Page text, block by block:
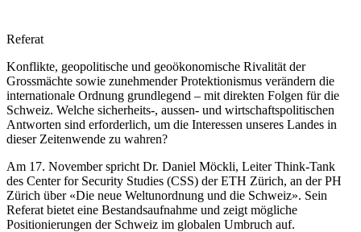
Referat
Konflikte, geopolitische und geoökonomische Rivalität der
Grossmächte sowie zunehmender Protektionismus verändern die
internationale Ordnung grundlegend – mit direkten Folgen für die
Schweiz. Welche sicherheits-, aussen- und wirtschaftspolitischen
Antworten sind erforderlich, um die Interessen unseres Landes in
dieser Zeitenwende zu wahren?
Am 17. November spricht Dr. Daniel Möckli, Leiter Think-Tank
des Center for Security Studies (CSS) der ETH Zürich, an der PH
Zürich über «Die neue Weltunordnung und die Schweiz». Sein
Referat bietet eine Bestandsaufnahme und zeigt mögliche
Positionierungen der Schweiz im globalen Umbruch auf.